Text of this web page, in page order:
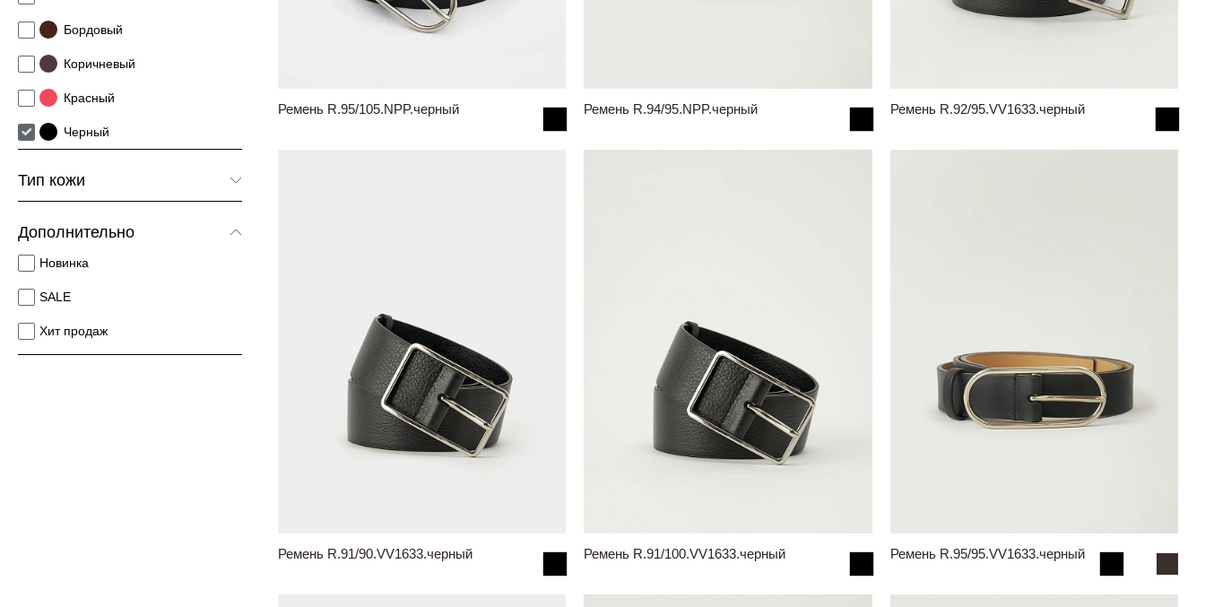
Бордовый
Коричневый
Красный
Черный
Тип кожи
Дополнительно
Новинка
SALE
Хит продаж
Ремень R.95/105.NPP.черный Ремень R.94/95.NPP.черный Ремень R.92/95.VV1633.черный
Ремень R.91/90.VV1633.черный Ремень R.91/100.VV1633.черный Ремень R.95/95.VV1633.черный